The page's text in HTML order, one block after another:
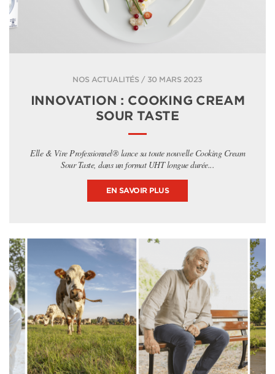
NOS ACTUALITÉS / 30 MARS 2023
INNOVATION : COOKING CREAM
SOUR TASTE
Elle & Vire Professionnel® lance sa toute nouvelle Cooking Cream
Sour Taste, dans un format UHT longue durée...
EN SAVOIR PLUS